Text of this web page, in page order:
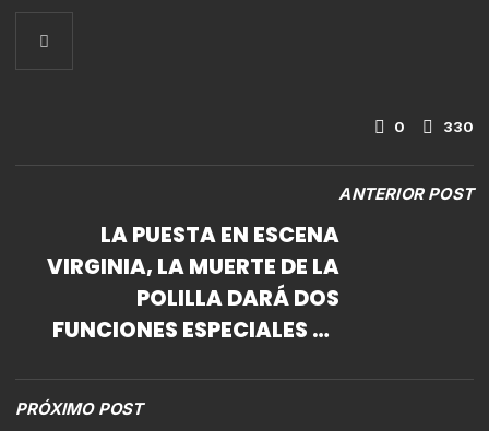
0 330
ANTERIOR POST
LA PUESTA EN ESCENA
VIRGINIA, LA MUERTE DE LA
POLILLA DARÁ DOS
FUNCIONES ESPECIALES AL
PRÓXIMO POST